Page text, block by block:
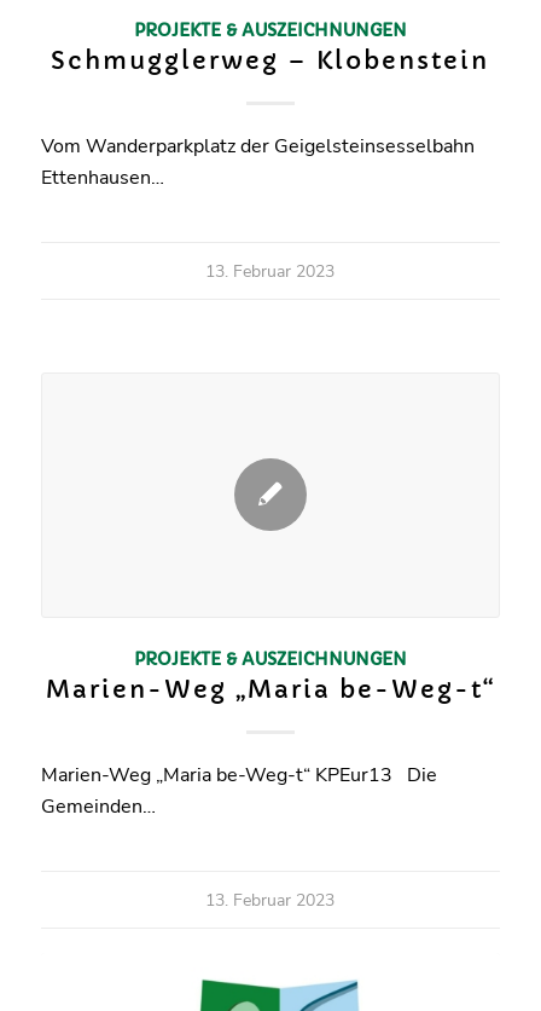
PROJEKTE & AUSZEICHNUNGEN
Schmugglerweg – Klobenstein
Vom Wanderparkplatz der Geigelsteinsesselbahn
Ettenhausen…
13. Februar 2023
PROJEKTE & AUSZEICHNUNGEN
Marien-Weg „Maria be-Weg-t“
Marien-Weg „Maria be-Weg-t“ KPEur13 Die
Gemeinden…
13. Februar 2023